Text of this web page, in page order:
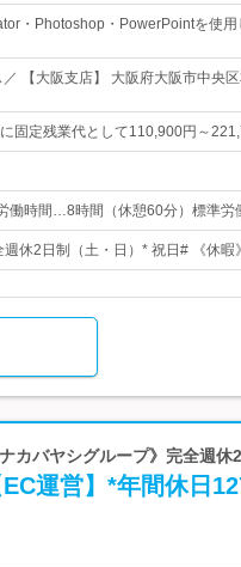
・Photoshop・PowerPointを使
【大阪支店】 大阪府大阪市中央
固定残業代として110,900円～
働時間…8時間（休憩60分）標準
休2日制（土・日）* 祝日# 《休
カバヤシグループ》完全週休2
運営】*年間休日